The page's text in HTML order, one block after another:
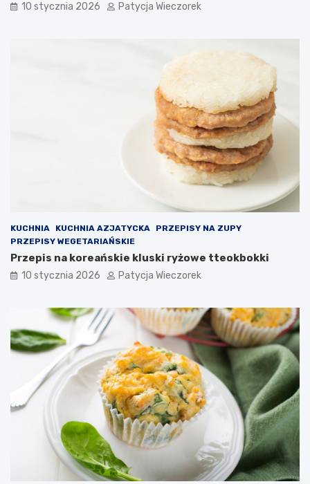
10 stycznia 2026 Patycja Wieczorek
KUCHNIA KUCHNIA AZJATYCKA
PRZEPISY NA ZUPY
PRZEPISY WEGETARIAŃSKIE
Przepis na koreańskie kluski ryżowe tteokbokki
10 stycznia 2026 Patycja Wieczorek